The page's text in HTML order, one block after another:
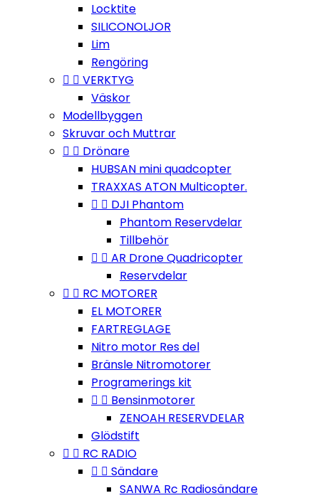
Locktite
SILICONOLJOR
Lim
Rengöring
  VERKTYG
Väskor
Modellbyggen
Skruvar och Muttrar
  Drönare
HUBSAN mini quadcopter
TRAXXAS ATON Multicopter.
  DJI Phantom
Phantom Reservdelar
Tillbehör
  AR Drone Quadricopter
Reservdelar
  RC MOTORER
EL MOTORER
FARTREGLAGE
Nitro motor Res del
Bränsle Nitromotorer
Programerings kit
  Bensinmotorer
ZENOAH RESERVDELAR
Glödstift
  RC RADIO
  Sändare
SANWA Rc Radiosändare